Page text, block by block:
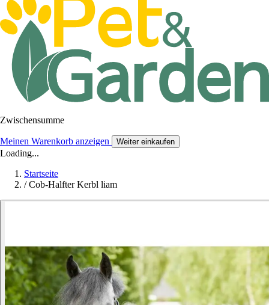
Zwischensumme
Meinen Warenkorb anzeigen Weiter einkaufen
Loading...
Startseite
/ Cob-Halfter Kerbl liam